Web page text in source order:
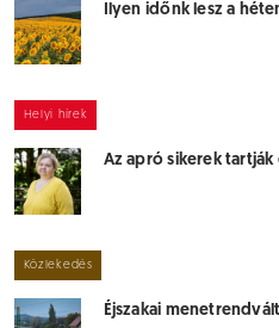
Ilyen időnk lesz a
Helyi hírek
Az apró sikerek
Közlekedés
Éjszakai